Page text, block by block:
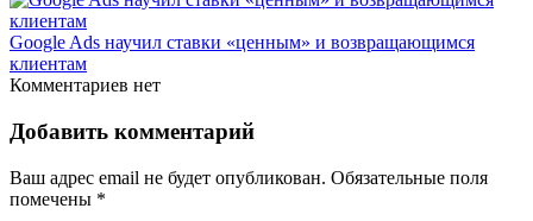
Google Ads научил ставки «ценным» и возвращающимся
клиентам
Комментариев нет
Добавить комментарий
Ваш адрес email не будет опубликован. Обязательные поля
помечены *